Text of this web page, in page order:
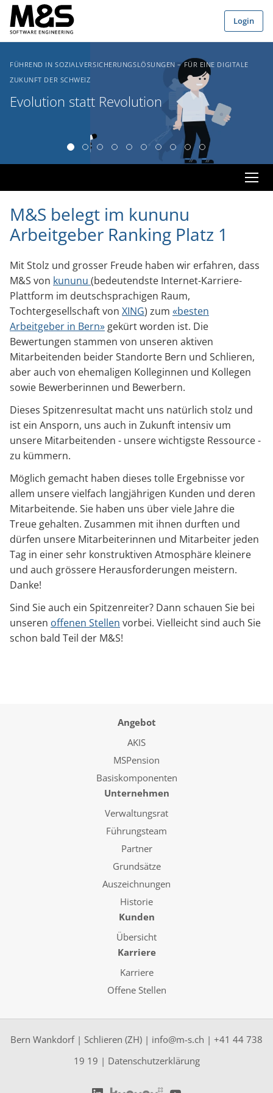
Zum Hauptinhalt springen
Login
FÜHREND IN SOZIALVERSICHERUNGSLÖSUNGEN – FÜR EINE DIGITALE
ZUKUNFT DER SCHWEIZ
Evolution statt Revolution
M&S belegt im kununu
Arbeitgeber Ranking Platz 1
Mit Stolz und grosser Freude haben wir erfahren, dass
M&S von kununu (bedeutendste Internet-Karriere-
Plattform im deutschsprachigen Raum,
Tochtergesellschaft von XING) zum «besten
Arbeitgeber in Bern» gekürt worden ist. Die
Bewertungen stammen von unseren aktiven
Mitarbeitenden beider Standorte Bern und Schlieren,
aber auch von ehemaligen Kolleginnen und Kollegen
sowie Bewerberinnen und Bewerbern.
Dieses Spitzenresultat macht uns natürlich stolz und
ist ein Ansporn, uns auch in Zukunft intensiv um
unsere Mitarbeitenden - unsere wichtigste Ressource -
zu kümmern.
Möglich gemacht haben dieses tolle Ergebnisse vor
allem unsere vielfach langjährigen Kunden und deren
Mitarbeitende. Sie haben uns über viele Jahre die
Treue gehalten. Zusammen mit ihnen durften und
dürfen unsere Mitarbeiterinnen und Mitarbeiter jeden
Tag in einer sehr konstruktiven Atmosphäre kleinere
und auch grössere Herausforderungen meistern.
Danke!
Sind Sie auch ein Spitzenreiter? Dann schauen Sie bei
unseren offenen Stellen vorbei. Vielleicht sind auch Sie
schon bald Teil der M&S!
Angebot
AKIS
MSPension
Basiskomponenten
Unternehmen
Verwaltungsrat
Führungsteam
Partner
Grundsätze
Auszeichnungen
Historie
Kunden
Übersicht
Karriere
Karriere
Offene Stellen
Bern Wankdorf| Schlieren (ZH) | info@m-s.ch | +41 44 738
19 19 | Datenschutzerklärung